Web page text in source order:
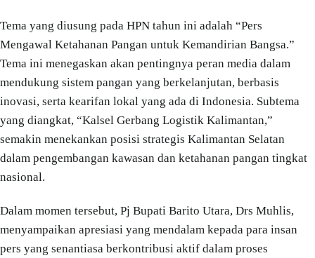
Tema yang diusung pada HPN tahun ini adalah “Pers
Mengawal Ketahanan Pangan untuk Kemandirian Bangsa.”
Tema ini menegaskan akan pentingnya peran media dalam
mendukung sistem pangan yang berkelanjutan, berbasis
inovasi, serta kearifan lokal yang ada di Indonesia. Subtema
yang diangkat, “Kalsel Gerbang Logistik Kalimantan,”
semakin menekankan posisi strategis Kalimantan Selatan
dalam pengembangan kawasan dan ketahanan pangan tingkat
nasional.
Dalam momen tersebut, Pj Bupati Barito Utara, Drs Muhlis,
menyampaikan apresiasi yang mendalam kepada para insan
pers yang senantiasa berkontribusi aktif dalam proses